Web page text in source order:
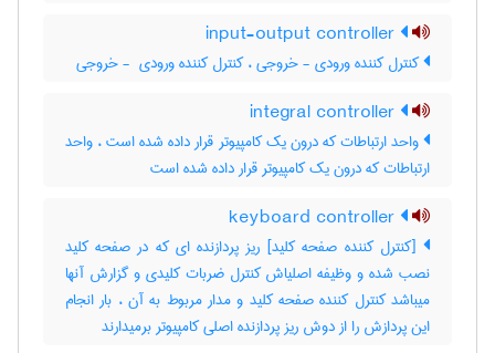
کنترل کننده ورودی - خروجی ، کنترل کننده ورودی ‎ - خروجی
واحد ارتباطات که درون یک کامپیوتر قرار داده شده است ، واحد
ارتباطات که درون یک کامپیوتر قرار داده شده است
[کنترل کننده صفحه کلید] ریز پردازنده ای که در صفحه کلید
نصب شده و وظیفه اصلیاش کنترل ضربات کلیدی و گزارش آنها
میباشد کنترل کننده صفحه کلید و مدار مربوط به آن ، بار انجام
این پردازش را از دوش ریز پردازنده اصلی کامپیوتر برمیدارند